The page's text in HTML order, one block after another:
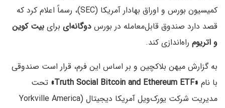
کمیسیون بورس و اوراق بهادار آمریکا (SEC)، رسماً اعلام کرد که
قصد دارد صندوق قابل‌معامله در بورس دوگانه‌ای برای بیت کوین
و اتریوم راه‌اندازی کند.
به گزارش میهن بلاکچین و بر اساس این فرم، قرار است صندوقی
با نام «Truth Social Bitcoin and Ethereum ETF»
تحت
مدیریت شرکت یورک‌ویل آمریکا دیجیتال (Yorkville America